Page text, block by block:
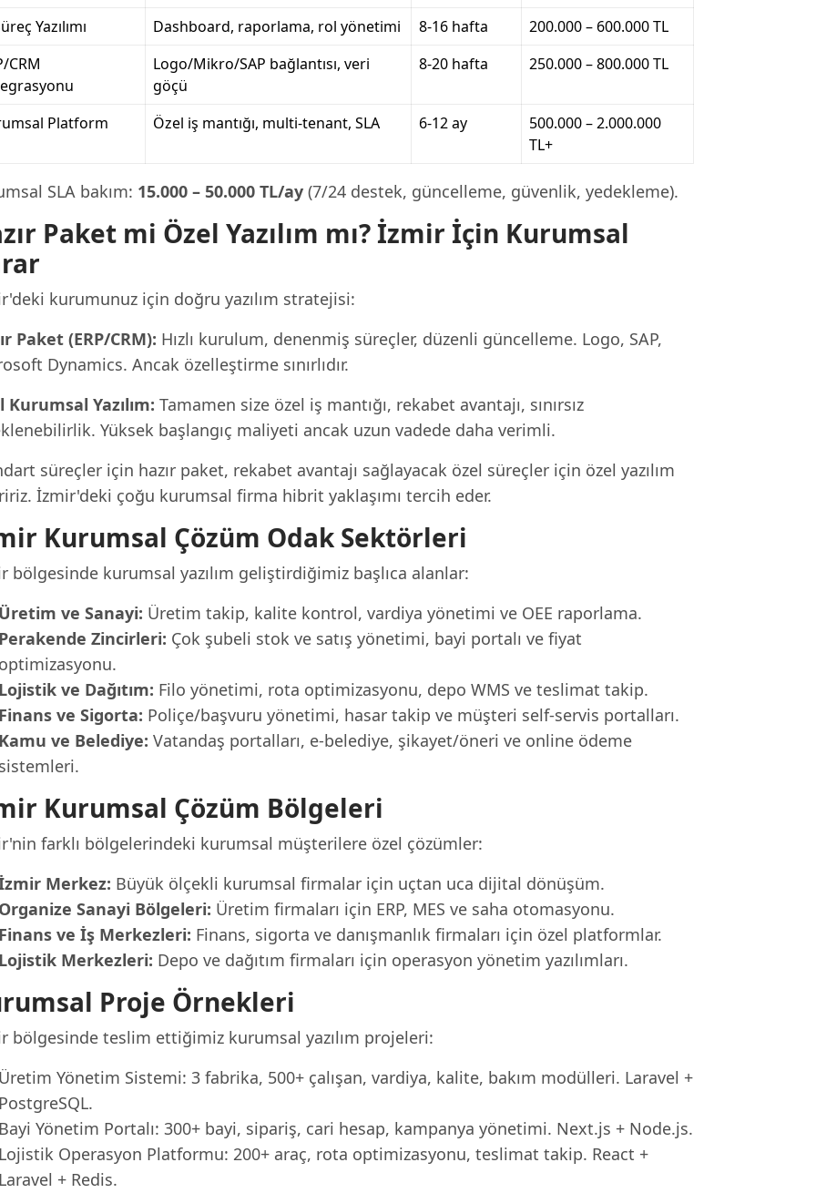
Yazılımı
Dashboard, raporlama, rol yönetimi 8-16 hafta
200.000 – 600.000 TL
CRM
Logo/Mikro/SAP bağlantısı, veri
göçü
8-20 hafta 250.000 – 800.000 TL
Platform Özel iş mantığı, multi-tenant, SLA 6-12 ay
500.000 – 2.000.000
TL+
SLA bakım: 15.000 – 50.000 TL/ay (7/24 destek, güncelleme, güvenlik, yedekleme).
Paket mi Özel Yazılım mı? İzmir İçin Kurumsal
kurumunuz için doğru yazılım stratejisi:
Paket (ERP/CRM): Hızlı kurulum, denenmiş süreçler, düzenli güncelleme. Logo, SAP,
Dynamics. Ancak özelleştirme sınırlıdır.
Kurumsal Yazılım: Tamamen size özel iş mantığı, rekabet avantajı, sınırsız
Yüksek başlangıç maliyeti ancak uzun vadede daha verimli.
süreçler için hazır paket, rekabet avantajı sağlayacak özel süreçler için özel yazılım
İzmir'deki çoğu kurumsal firma hibrit yaklaşımı tercih eder.
Kurumsal Çözüm Odak Sektörleri
bölgesinde kurumsal yazılım geliştirdiğimiz başlıca alanlar:
Üretim ve Sanayi: Üretim takip, kalite kontrol, vardiya yönetimi ve OEE raporlama.
Perakende Zincirleri: Çok şubeli stok ve satış yönetimi, bayi portalı ve fiyat
optimizasyonu.
Lojistik ve Dağıtım: Filo yönetimi, rota optimizasyonu, depo WMS ve teslimat takip.
Finans ve Sigorta: Poliçe/başvuru yönetimi, hasar takip ve müşteri self-servis portalları.
Kamu ve Belediye: Vatandaş portalları, e-belediye, şikayet/öneri ve online ödeme
sistemleri.
Kurumsal Çözüm Bölgeleri
farklı bölgelerindeki kurumsal müşterilere özel çözümler:
Merkez: Büyük ölçekli kurumsal firmalar için uçtan uca dijital dönüşüm.
Organize Sanayi Bölgeleri: Üretim firmaları için ERP, MES ve saha otomasyonu.
Finans ve İş Merkezleri: Finans, sigorta ve danışmanlık firmaları için özel platformlar.
Lojistik Merkezleri: Depo ve dağıtım firmaları için operasyon yönetim yazılımları.
Proje Örnekleri
bölgesinde teslim ettiğimiz kurumsal yazılım projeleri:
Üretim Yönetim Sistemi: 3 fabrika, 500+ çalışan, vardiya, kalite, bakım modülleri. Laravel +
PostgreSQL.
Bayi Yönetim Portalı: 300+ bayi, sipariş, cari hesap, kampanya yönetimi. Next.js + Node.js.
Lojistik Operasyon Platformu: 200+ araç, rota optimizasyonu, teslimat takip. React +
Laravel + Redis.